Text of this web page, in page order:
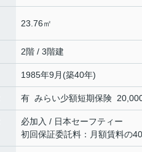
23.76㎡
2階 / 3階建
1985年9月(築40年)
有 みらい少額短期保険
必加入 / 日本セーフティー
初回保証委託料：月額賃料の